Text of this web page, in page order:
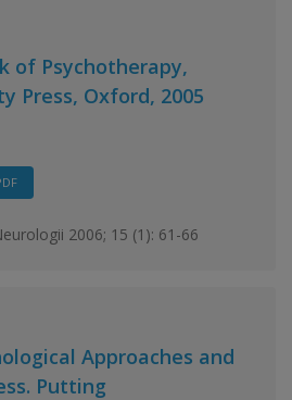
of Psychotherapy,
Press, Oxford, 2005
2006; 15 (1): 61-66
Approaches and
Putting